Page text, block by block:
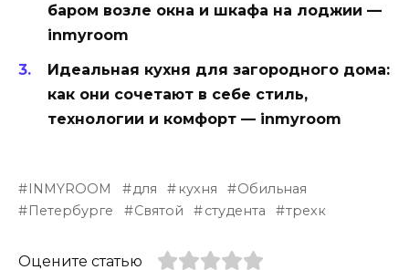
баром возле окна и шкафа на лоджии —
inmyroom
Идеальная кухня для загородного дома:
как они сочетают в себе стиль,
технологии и комфорт — inmyroom
INMYROOM для кухня
Обильная
Петербурге
Святой студента трехк
Оцените статью